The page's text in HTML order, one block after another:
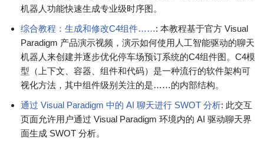
机器人功能快速生成专业级时序图。
综合教程：生成和修改C4组件……: 本教程基于官方 Visual
Paradigm 产品演示视频，演示如何使用人工智能驱动的聊天
机器人来创建并逐步优化停车场预订系统的C4组件图。C4模
型（上下文、容器、组件和代码）是一种流行的软件架构可
视化方法，其中组件级别关注的是……的内部结构。
通过 Visual Paradigm 中的 AI 聊天进行 SWOT 分析: 此交互
页面允许用户通过 Visual Paradigm 环境内的 AI 驱动聊天界
面生成 SWOT 分析。